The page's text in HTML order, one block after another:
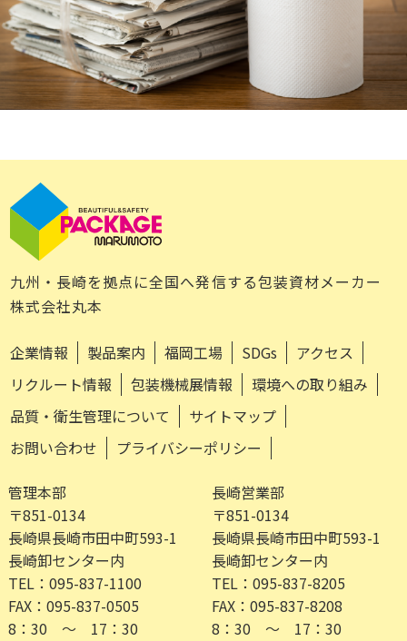
九州・長崎を拠点に全国へ発信する包装資材メーカー
株式会社丸本
企業情報 製品案内 福岡工場 SDGs
アクセス
リクルート情報
包装機械展情報
環境への取り組み
品質・衛生管理について
サイトマップ
お問い合わせ
プライバシーポリシー
管理本部
〒851-0134
長崎県長崎市田中町593-1
長崎卸センター内
TEL：095-837-1100
FAX：095-837-0505
8：30 ～ 17：30
長崎営業部
〒851-0134
長崎県長崎市田中町593-1
長崎卸センター内
TEL：095-837-8205
FAX：095-837-8208
8：30 ～ 17：30